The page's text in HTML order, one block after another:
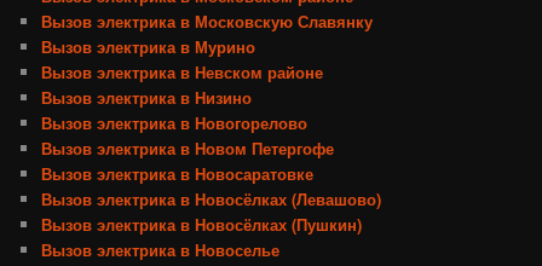
Вызов электрика в Московскую Славянку
Вызов электрика в Мурино
Вызов электрика в Невском районе
Вызов электрика в Низино
Вызов электрика в Новогорелово
Вызов электрика в Новом Петергофе
Вызов электрика в Новосаратовке
Вызов электрика в Новосёлках (Левашово)
Вызов электрика в Новосёлках (Пушкин)
Вызов электрика в Новоселье